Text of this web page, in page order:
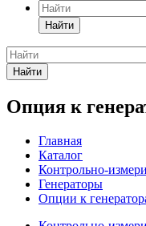
Найти
Найти
Опция к
Главная
Каталог
Контрольно-
Генераторы
Опции к